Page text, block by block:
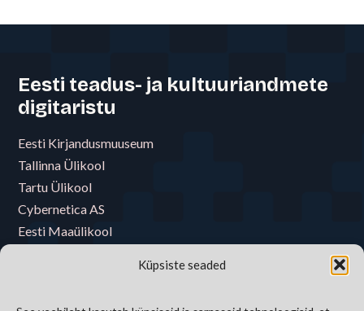
Küpsiste seaded
Eesti teadus- ja kultuuriandmete
digitaristu
Eesti Kirjandusmuuseum
Tallinna Ülikool
Tartu Ülikool
Cybernetica AS
Eesti Maaülikool
Eesti Raamatukoguvõrgu Konsortsium